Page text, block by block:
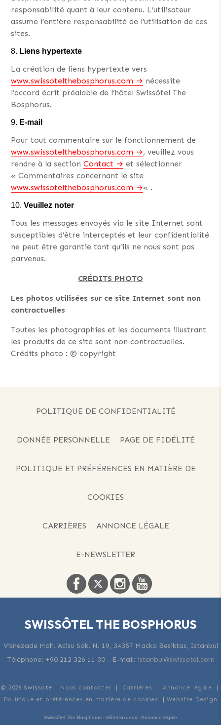
responsabilité quant à leur contenu. L’utilisateur
assume l’entière responsabilité de l’utilisation de ces
sites.
Liens hypertexte
La création de liens hypertexte vers
www.swissotelthebosphorus.com
nécessite
l’accord écrit préalable de l’hôtel Swissôtel The
Bosphorus.
E-mail
Pour tout commentaire sur le fonctionnement de
www.swissotelthebosphorus.com
, veuillez vous
rendre à la sectionContact
et sélectionner
« Commentaires concernant le site
www.swissotelthebosphorus.com
« .
Veuillez noter
Tous les messages envoyés via le site Internet sont
susceptibles d’être interceptés et leur confidentialité
ne peut être garantie tant qu’ils ne nous sont pas
parvenus.
CRÉDITS PHOTO
Les photos utilisées sur ce site Internet sont non
contractuelles
Toutes les photographies et les documents illustrant
les produits de ce site sont non contractuelles.
Crédits photo : © copyright
POLITIQUE DE CONFIDENTIALITÉ
DONNÉE PERSONNELLE PAGE DE FIDÉLITÉ
POLITIQUE ET PRÉFÉRENCES EN MATIÈRE DE
COOKIES
CARRIÈRES ANNONCE LÉGALE
E-NEWSLETTER
SWISSÔTEL THE BOSPHORUS
Visnezade Mah. Acisu Sok. N. 19, 34357 Macka Besiktas, Istanbul
Téléphone: +90 212 326 11 00- E-mail: istanbul@swissotel.com
© 2026 Swissotel | Nous contacter | Carrières |Annonce légale |
Politique et préférences en matière de cookies | Website Design
Swissôtel The Bosphorus - Hôtel luxueux - Annonce légale